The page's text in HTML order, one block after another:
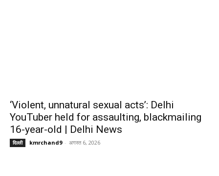
‘Violent, unnatural sexual acts’: Delhi
YouTuber held for assaulting, blackmailing
16-year-old | Delhi News
दिल्ली kmrchand9 - अगस्त 6, 2026